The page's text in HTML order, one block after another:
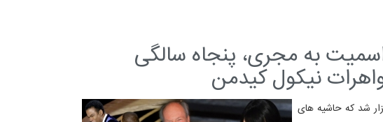
| سیلی ویل اسمیت به مجری، پنجاه سالگی
نیکول کیدمن
شد که حاشیه های